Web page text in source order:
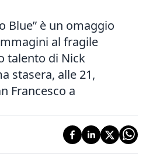
Blue” è un omaggio
al fragile
talento di Nick
stasera, alle 21,
Francesco a